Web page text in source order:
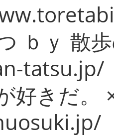
ｂｙ 散
tatsu.jp/
好きだ。